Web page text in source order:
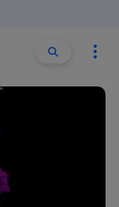
Buscar